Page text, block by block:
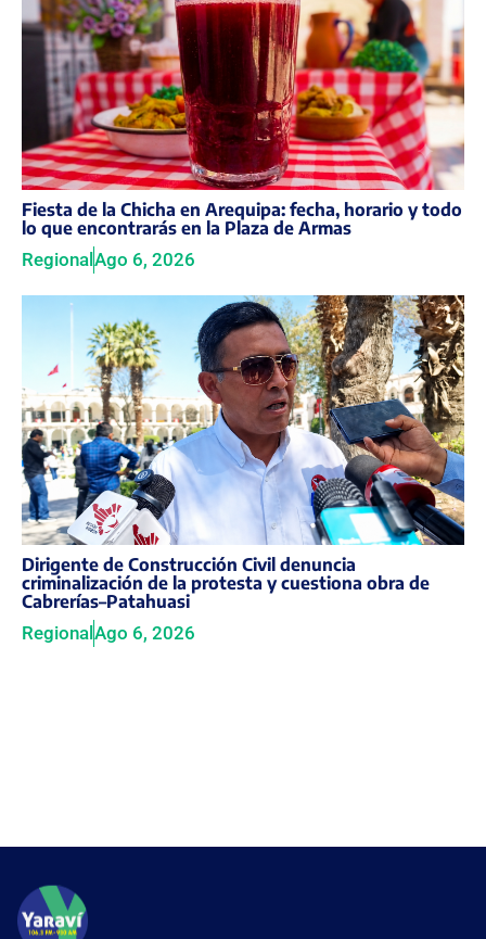
Fiesta de la Chicha en Arequipa: fecha, horario y todo
lo que encontrarás en la Plaza de Armas
Regional Ago 6, 2026
Dirigente de Construcción Civil denuncia
criminalización de la protesta y cuestiona obra de
Cabrerías–Patahuasi
RegionalAgo 6, 2026